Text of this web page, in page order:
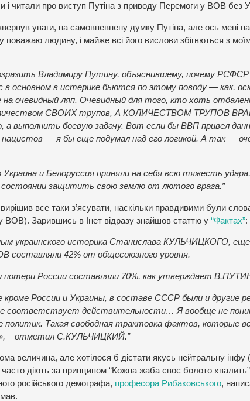
і читали про виступ Путіна з приводу Перемоги у ВОВ без
уваги, на самовпевнену думку Путіна, але ось мені
людину, і майже всі його вислови збігвються з
Владимиру Путину, объяснившему, почему
основном в истерике бьются по этому поводу — как,
очевидный ляп. Очевидный для того, кто хоть
СВОИХ трупов, А КОЛИЧЕСТВОМ ТРУПОВ
а выполнить боевую задачу. Вот если бы ВВП привел
нацистов — я бы еще подумал над его логикой. А так —
и Белоруссия приняли на себя всю тяжесть
состоянии защитить свою землю от лютого врага.”
все таки з’ясувати, наскільки правдивими були
у ВОВ). Зарившись в Інет відразу знайшов статтю у “Фактах”:
украинского историка Станислава КУЛЬЧИЦКОГО, еще
составляли 42% от общесоюзного уровня.
потери России составляли 70%, как утверждает
России и Украины, в составе СССР были и другие
соответствует действительности… Я вообще не
политик. Такая свободная трактовка фактов, которые
– отметил С.КУЛЬЧИЦКИЙ.”
величина, але хотілося б дістати якусь нейтральну
часто діють за принципом “Кожна жаба своє болото
російського демографа, професора Рибаковського,